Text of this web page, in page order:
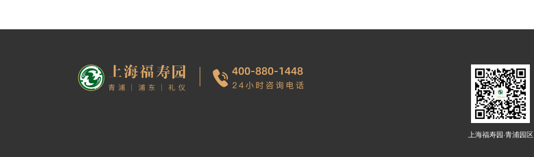
上海福寿园·青浦园区